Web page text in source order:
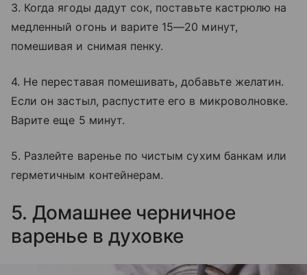
3. Когда ягоды дадут сок, поставьте кастрюлю на
медленный огонь и варите 15—20 минут,
помешивая и снимая пенку.
4. Не переставая помешивать, добавьте желатин.
Если он застыл, распустите его в микроволновке.
Варите еще 5 минут.
5. Разлейте варенье по чистым сухим банкам или
герметичным контейнерам.
5. Домашнее черничное
варенье в духовке